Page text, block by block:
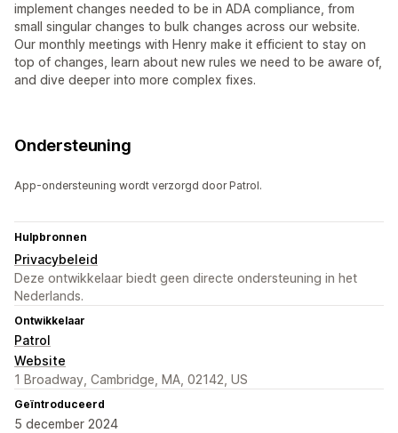
implement changes needed to be in ADA compliance, from
small singular changes to bulk changes across our website.
Our monthly meetings with Henry make it efficient to stay on
top of changes, learn about new rules we need to be aware of,
and dive deeper into more complex fixes.
Ondersteuning
App-ondersteuning wordt verzorgd door Patrol.
Hulpbronnen
Privacybeleid
Deze ontwikkelaar biedt geen directe ondersteuning in het
Nederlands.
Ontwikkelaar
Patrol
Website
1 Broadway, Cambridge, MA, 02142, US
Geïntroduceerd
5 december 2024